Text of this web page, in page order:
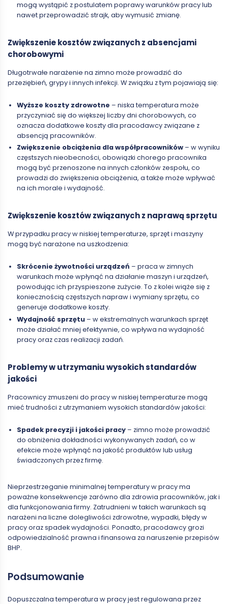
mogą wystąpić z postulatem poprawy warunków pracy lub
nawet przeprowadzić strajk, aby wymusić zmianę.
Zwiększenie kosztów związanych z absencjami
chorobowymi
Długotrwałe narażenie na zimno może prowadzić do
przeziębień, grypy i innych infekcji. W związku z tym pojawiają się:
Wyższe koszty zdrowotne – niska temperatura może
przyczyniać się do większej liczby dni chorobowych, co
oznacza dodatkowe koszty dla pracodawcy związane z
absencją pracowników.
Zwiększenie obciążenia dla współpracowników– w wyniku
częstszych nieobecności, obowiązki chorego pracownika
mogą być przenoszone na innych członków zespołu, co
prowadzi do zwiększenia obciążenia, a także może wpływać
na ich morale i wydajność.
Zwiększenie kosztów związanych z naprawą sprzętu
W przypadku pracy w niskiej temperaturze, sprzęt i maszyny
mogą być narażone na uszkodzenia:
Skrócenie żywotności urządzeń – praca w zimnych
warunkach może wpłynąć na działanie maszyn i urządzeń,
powodując ich przyspieszone zużycie. To z kolei wiąże się z
koniecznością częstszych napraw i wymiany sprzętu, co
generuje dodatkowe koszty.
Wydajność sprzętu– w ekstremalnych warunkach sprzęt
może działać mniej efektywnie, co wpływa na wydajność
pracy oraz czas realizacji zadań.
Problemy w utrzymaniu wysokich standardów
jakości
Pracownicy zmuszeni do pracy w niskiej temperaturze mogą
mieć trudności z utrzymaniem wysokich standardów jakości:
Spadek precyzji i jakości pracy– zimno może prowadzić
do obniżenia dokładności wykonywanych zadań, co w
efekcie może wpłynąć na jakość produktów lub usług
świadczonych przez firmę.
Nieprzestrzeganie minimalnej temperatury w pracy ma
poważne konsekwencje zarówno dla zdrowia pracowników, jak i
dla funkcjonowania firmy. Zatrudnieni w takich warunkach są
narażeni na liczne dolegliwości zdrowotne, wypadki, błędy w
pracy oraz spadek wydajności. Ponadto, pracodawcy grozi
odpowiedzialność prawna i finansowa za naruszenie przepisów
BHP.
Podsumowanie
Dopuszczalna temperatura w pracy jest regulowana przez